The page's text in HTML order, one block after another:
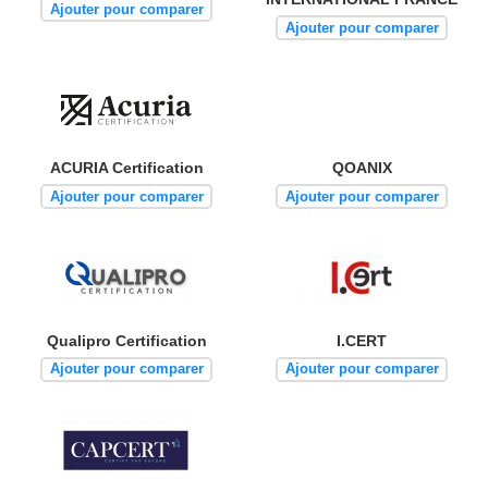
Ajouter pour comparer
Ajouter pour comparer
ACURIA Certification
Ajouter pour comparer
QOANIX
Ajouter pour comparer
Qualipro Certification
Ajouter pour comparer
I.CERT
Ajouter pour comparer